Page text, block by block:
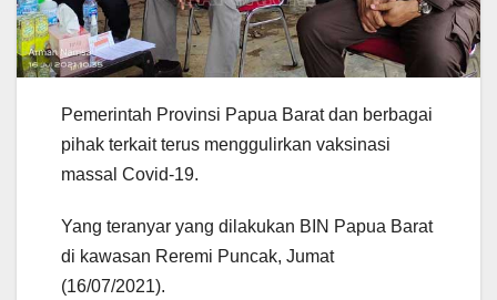
Pemerintah Provinsi Papua Barat dan berbagai
pihak terkait terus menggulirkan vaksinasi
massal Covid-19.
Yang teranyar yang dilakukan BIN Papua Barat
di kawasan Reremi Puncak, Jumat
(16/07/2021).